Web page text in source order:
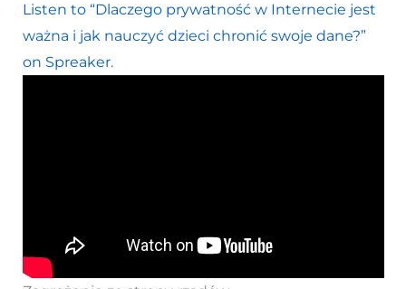
Listen to “Dlaczego prywatność w Internecie jest
ważna i jak nauczyć dzieci chronić swoje dane?”
on Spreaker.